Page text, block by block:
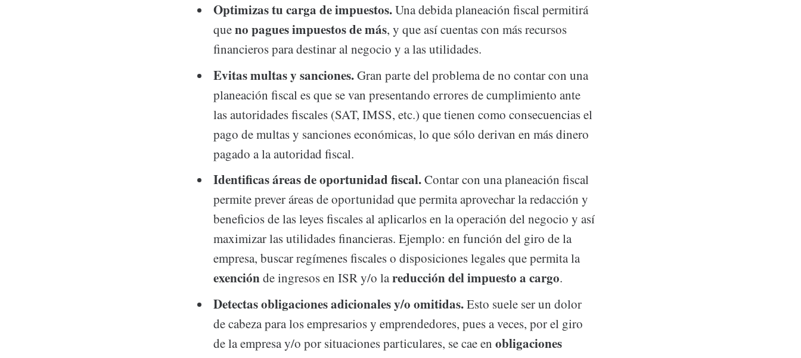
Optimizas tu carga de impuestos.Una debida planeación fiscal permitirá
queno pagues impuestos de más, y que así cuentas con más recursos
financieros para destinar al negocio y a las utilidades.
Evitas multas y sanciones.Gran parte del problema de no contar con una
planeación fiscal es que se van presentando errores de cumplimiento ante
las autoridades fiscales (SAT, IMSS, etc.) que tienen como consecuencias el
pago de multas y sanciones económicas, lo que sólo derivan en más dinero
pagado a la autoridad fiscal.
Identificas áreas de oportunidad fiscal.Contar con una planeación fiscal
permite prever áreas de oportunidad que permita aprovechar la redacción y
beneficios de las leyes fiscales al aplicarlos en la operación del negocio y así
maximizar las utilidades financieras. Ejemplo: en función del giro de la
empresa, buscar regímenes fiscales o disposiciones legales que permita la
exenciónde ingresos en ISR y/o lareducción del impuesto a cargo.
Detectas obligaciones adicionales y/o omitidas.Esto suele ser un dolor
de cabeza para los empresarios y emprendedores, pues a veces, por el giro
de la empresa y/o por situaciones particulares, se cae enobligaciones